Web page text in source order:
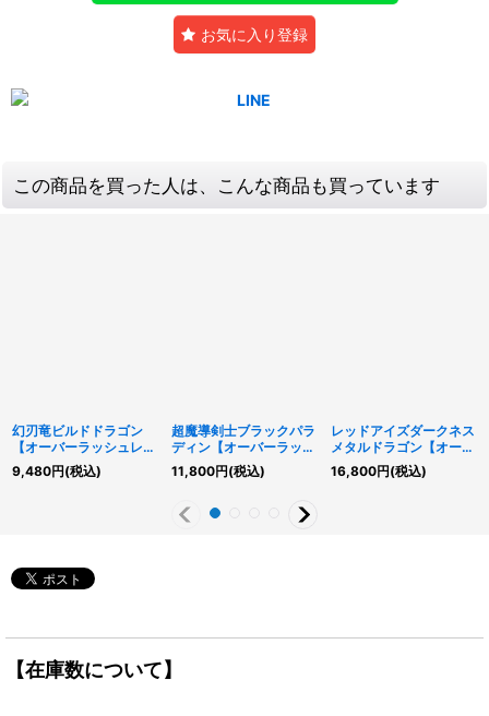
お気に入り登録
この商品を買った人は、こんな商品も買っています
幻刃竜ビルドドラゴン
【オーバーラッシュレ
ア】{RD/TB01-JP044}
《RDモンスター》
9,480円(税込)
超魔導剣士ブラックパラ
ディン【オーバーラッシ
ュレア】{RD/5TH1-
JP002}《RDフュージョ
11,800円(税込)
レッドアイズダークネス
メタルドラゴン【オーバ
ーラッシュレア】
{RD/KP23-JP000}
16,800円(税込)
【在庫数について】